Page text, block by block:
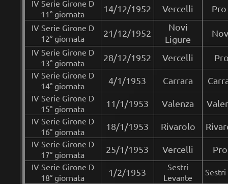
IV Serie Girone D
11° giornata
14/12/1952 Vercelli
IV Serie Girone D
12° giornata
21/12/1952
Novi
Ligure
IV Serie Girone D
13° giornata
28/12/1952 Vercelli
IV Serie Girone D
14° giornata
4/1/1953 Carrara
IV Serie Girone D
15° giornata
11/1/1953 Valenza
IV Serie Girone D
16° giornata
18/1/1953 Rivarolo
IV Serie Girone D
17° giornata
25/1/1953 Vercelli
IV Serie Girone D
18° giornata
1/2/1953
Sestri
Levante
Sestri